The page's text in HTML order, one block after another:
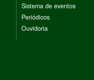
Sistema de eventos
Periódicos
Ouvidoria